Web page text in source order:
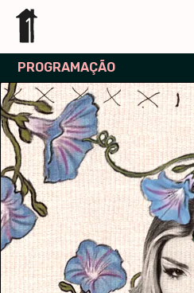
PROGRAMAÇÃO